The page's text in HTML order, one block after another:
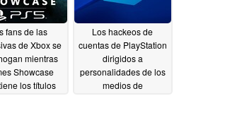
fans de las
de Xbox se
mientras
Showcase
los títulos
Los hackeos de
cuentas de PlayStation
dirigidos a
personalidades de los
medios de